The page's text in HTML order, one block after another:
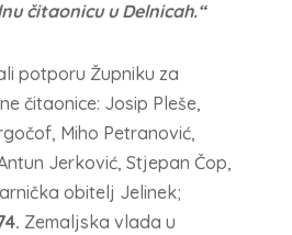
čitaonicu u Delnicah.“
potporu Župniku za
čitaonice: Josip Pleše,
Miho Petranović,
Jerković, Stjepan Čop,
obitelj Jelinek;
Zemaljska vlada u